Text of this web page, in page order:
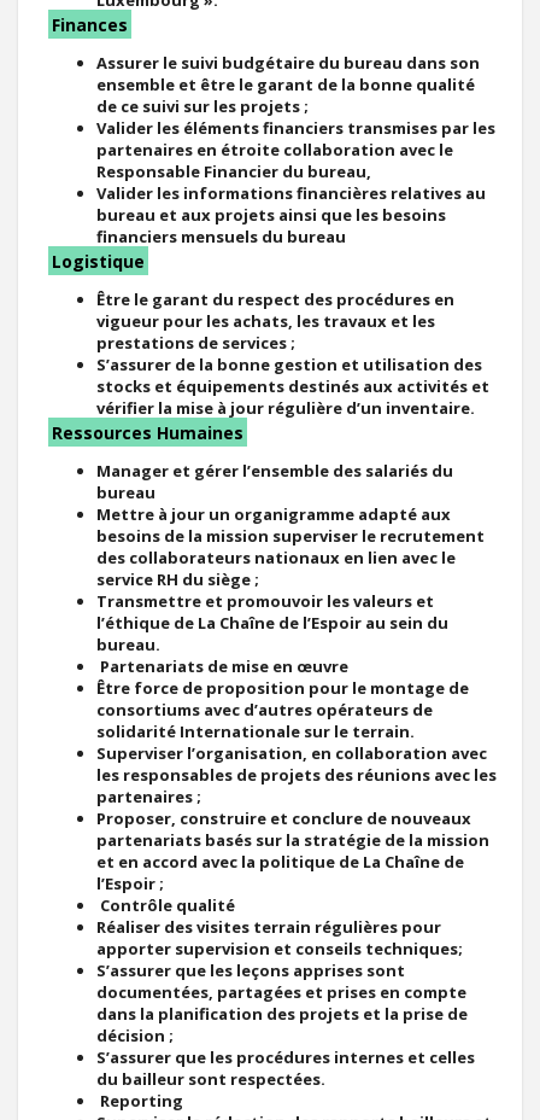
Finances
Assurer le suivi budgétaire du bureau dans son
ensemble et être le garant de la bonne qualité
de ce suivi sur les projets ;
Valider les éléments financiers transmises par les
partenaires en étroite collaboration avec le
Responsable Financier du bureau,
Valider les informations financières relatives au
bureau et aux projets ainsi que les besoins
financiers mensuels du bureau
Logistique
Être le garant du respect des procédures en
vigueur pour les achats, les travaux et les
prestations de services ;
S’assurer de la bonne gestion et utilisation des
stocks et équipements destinés aux activités et
vérifier la mise à jour régulière d’un inventaire.
Ressources Humaines
Manager et gérer l’ensemble des salariés du
bureau
Mettre à jour un organigramme adapté aux
besoins de la mission superviser le recrutement
des collaborateurs nationaux en lien avec le
service RH du siège ;
Transmettre et promouvoir les valeurs et
l’éthique de La Chaîne de l’Espoir au sein du
bureau.
Partenariats de mise en œuvre
Être force de proposition pour le montage de
consortiums avec d’autres opérateurs de
solidarité Internationale sur le terrain.
Superviser l’organisation, en collaboration avec
les responsables de projets des réunions avec les
partenaires ;
Proposer, construire et conclure de nouveaux
partenariats basés sur la stratégie de la mission
et en accord avec la politique de La Chaîne de
l’Espoir ;
Contrôle qualité
Réaliser des visites terrain régulières pour
apporter supervision et conseils techniques;
S’assurer que les leçons apprises sont
documentées, partagées et prises en compte
dans la planification des projets et la prise de
décision ;
S’assurer que les procédures internes et celles
du bailleur sont respectées.
Reporting